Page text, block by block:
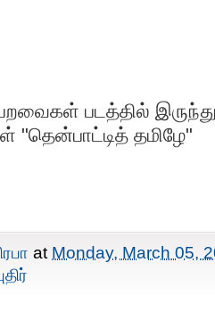
படத்தில்
"தென்பாட்டித் தமிழே"
at Monday, March 05,